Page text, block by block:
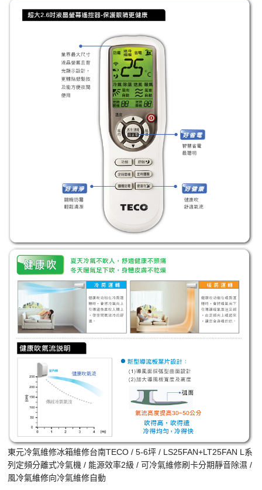
東元冷氣維修冰箱維修台南TECO / 5-6坪 / LS25FAN+LT25FAN L系
列定頻分離式冷氣機 / 能源效率2級 / 可冷氣維修刷卡分期靜音除濕 /
風冷氣維修向冷氣維修自動